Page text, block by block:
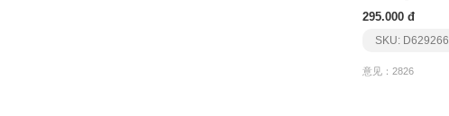
295.000 đ
SKU: D629266
意见：2826